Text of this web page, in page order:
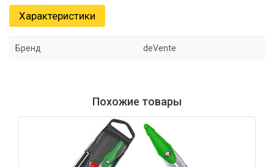
Характеристики
Бренд deVente
Похожие товары